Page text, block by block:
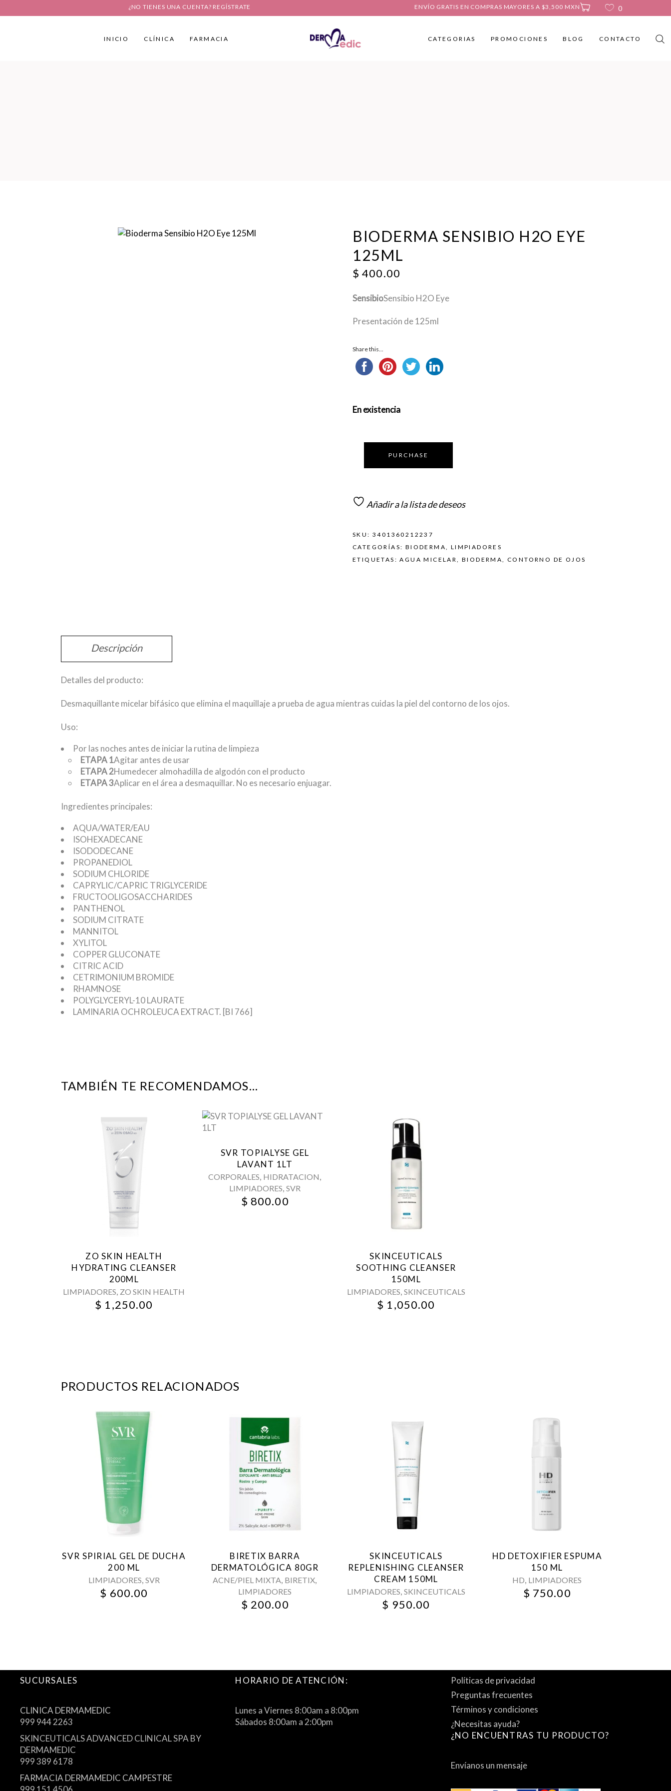
¿NO TIENES UNA CUENTA? REGÍSTRATE ENVÍO GRATIS EN COMPRAS MAYORES A $3,500 MXN
No products in the cart.
0
INICIO CLÍNICA FARMACIA CATEGORIAS PROMOCIONES BLOG CONTACTO
BIODERMA SENSIBIO H2O EYE
125ML
$ 400.00
SensibioSensibio H2O Eye
Presentación de 125ml
Share this...
En existencia
PURCHASE
Añadir a la lista de deseos
SKU: 3401360212237
CATEGORÍAS: BIODERMA, LIMPIADORES
ETIQUETAS:AGUA MICELAR,BIODERMA,CONTORNO DE OJOS
Descripción
Detalles del producto:
Desmaquillante micelar bifásico que elimina el maquillaje a prueba de agua mientras cuidas la piel del contorno de los ojos.
Uso:
Por las noches antes de iniciar la rutina de limpieza
ETAPA 1Agitar antes de usar
ETAPA 2Humedecer almohadilla de algodón con el producto
ETAPA 3Aplicar en el área a desmaquillar. No es necesario enjuagar.
Ingredientes principales:
AQUA/WATER/EAU
ISOHEXADECANE
ISODODECANE
PROPANEDIOL
SODIUM CHLORIDE
CAPRYLIC/CAPRIC TRIGLYCERIDE
FRUCTOOLIGOSACCHARIDES
PANTHENOL
SODIUM CITRATE
MANNITOL
XYLITOL
COPPER GLUCONATE
CITRIC ACID
CETRIMONIUM BROMIDE
RHAMNOSE
POLYGLYCERYL-10 LAURATE
LAMINARIA OCHROLEUCA EXTRACT. [BI 766]
TAMBIÉN TE RECOMENDAMOS…
ZO SKIN HEALTH
HYDRATING CLEANSER
200ML
LIMPIADORES, ZO SKIN HEALTH
$ 1,250.00
SVR TOPIALYSE GEL
LAVANT 1LT
CORPORALES, HIDRATACION,
LIMPIADORES,SVR
$ 800.00
SKINCEUTICALS
SOOTHING CLEANSER
150ML
LIMPIADORES, SKINCEUTICALS
$ 1,050.00
PRODUCTOS RELACIONADOS
SVR SPIRIAL GEL DE DUCHA
200 ML
LIMPIADORES, SVR
$ 600.00
BIRETIX BARRA
DERMATOLÓGICA 80GR
ACNE/PIEL MIXTA, BIRETIX,
LIMPIADORES
$ 200.00
SKINCEUTICALS
REPLENISHING CLEANSER
CREAM 150ML
LIMPIADORES, SKINCEUTICALS
$ 950.00
HD DETOXIFIER ESPUMA
150 ML
HD, LIMPIADORES
$ 750.00
SUCURSALES
CLINICA DERMAMEDIC
999 944 2263
SKINCEUTICALS ADVANCED CLINICAL SPA BY
DERMAMEDIC
999 389 6178
FARMACIA DERMAMEDIC CAMPESTRE
HORARIO DE ATENCIÓN:
Lunes a Viernes 8:00am a 8:00pm
Sábados 8:00am a 2:00pm
Políticas de privacidad
Preguntas frecuentes
Términos y condiciones
¿Necesitas ayuda?
¿NO ENCUENTRAS TU PRODUCTO?
Envíanos un mensaje